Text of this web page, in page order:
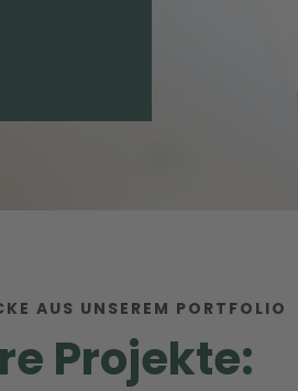
AUS UNSEREM PORTFOLIO
Projekte: